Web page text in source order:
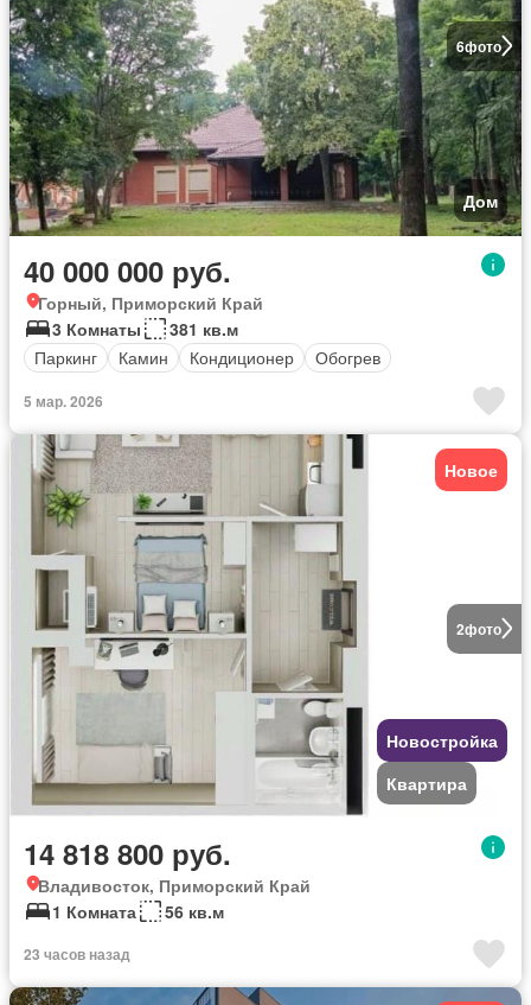
6фото
Дом
40 000 000 руб.
Горный, Приморский Край
3 Комнаты
381 кв.м
Паркинг
Камин Кондиционер Обогрев
5 мар. 2026
2фото
Новое
Новостройка
Квартира
14 818 800 руб.
Владивосток, Приморский Край
1 Комната
56 кв.м
23 часов назад